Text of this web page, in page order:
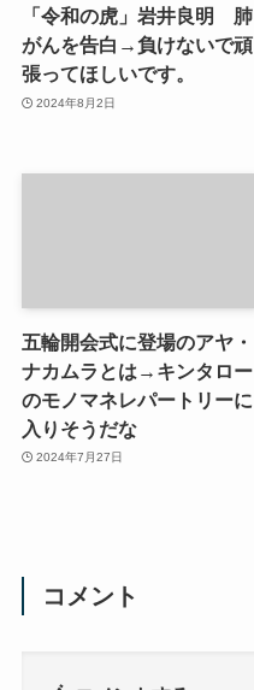
「令和の虎」岩井良明 肺
がんを告白→負けないで頑
張ってほしいです。
2024年8月2日
五輪開会式に登場のアヤ・
ナカムラとは→キンタロー
のモノマネレパートリーに
入りそうだな
2024年7月27日
コメント